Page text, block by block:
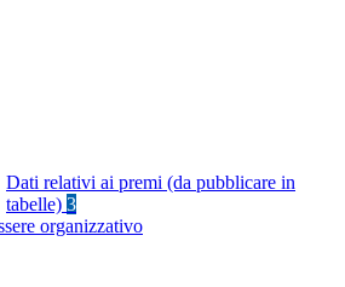
Dati relativi ai premi (da pubblicare in
tabelle) 3
organizzativo